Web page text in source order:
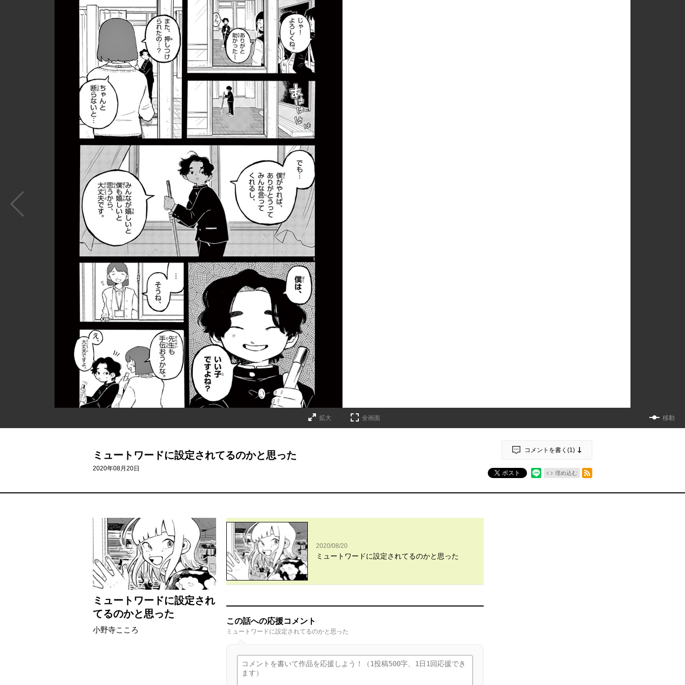
拡大 全画面 移動
ミュートワードに設定されてるのかと思った
2020年08月20日
コメントを書く(1)
ポスト 埋め込む
ミュートワードに設定され
てるのかと思った
小野寺こころ
2020/08/20
ミュートワードに設定されてるのかと思った
この話への応援コメント
ミュートワードに設定されてるのかと思った